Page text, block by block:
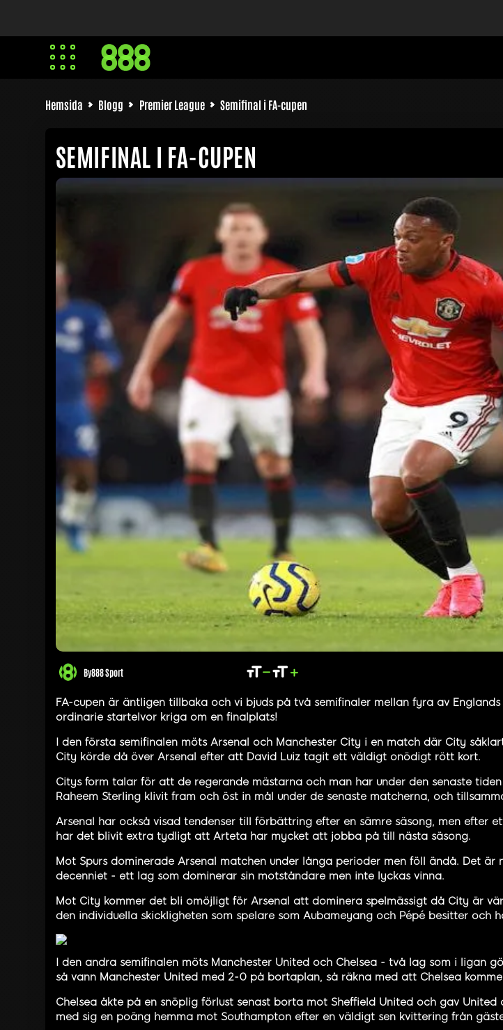
Hemsida Blogg Premier League Semifinal i FA-cupen
SEMIFINAL I FA-CUPEN
By888 Sport
FA-cupen är äntligen tillbaka och vi bjuds på två semifinaler mellan fyra av
ordinarie startelvor kriga om en finalplats!
I den första semifinalen möts Arsenal och Manchester City i en match där City
City körde då över Arsenal efter att David Luiz tagit ett väldigt onödigt rött kort.
Citys form talar för att de regerande mästarna och man har under den senaste
Raheem Sterling klivit fram och öst in mål under de senaste matcherna, och
Arsenal har också visad tendenser till förbättring efter en sämre säsong, men efter
har det blivit extra tydligt att Arteta har mycket att jobba på till nästa säsong.
Mot Spurs dominerade Arsenal matchen under långa perioder men föll ändå. Det
decenniet - ett lag som dominerar sin motståndare men inte lyckas vinna.
Mot City kommer det bli omöjligt för Arsenal att dominera spelmässigt då City är
den individuella skickligheten som spelare som Aubameyang och Pépé besitter och
I den andra semifinalen möts Manchester United och Chelsea - två lag som i ligan
så vann Manchester United med 2-0 på bortaplan, så räkna med att Chelsea
Chelsea åkte på en snöplig förlust senast borta mot Sheffield United och gav
med sig en poäng hemma mot Southampton efter en väldigt sen kvittering från